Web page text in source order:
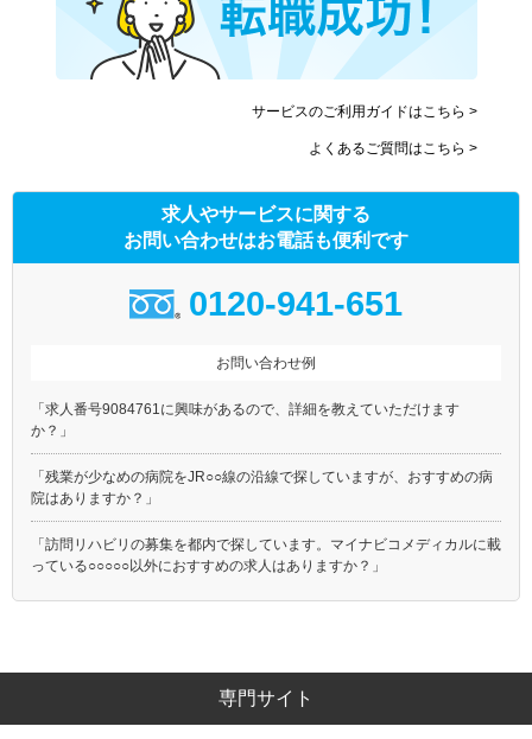
サービスのご利用ガイドはこちら >
よくあるご質問はこちら >
求人やサービスに関する
お問い合わせはお電話も便利です
0120-941-651
お問い合わせ例
「求人番号9084761に興味があるので、詳細を教えていただけます
か？」
「残業が少なめの病院をJR○○線の沿線で探していますが、おすすめの病
院はありますか？」
「訪問リハビリの募集を都内で探しています。マイナビコメディカルに載
っている○○○○○以外におすすめの求人はありますか？」
専門サイト